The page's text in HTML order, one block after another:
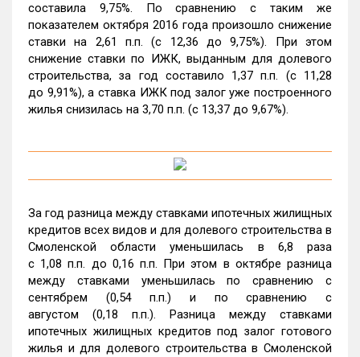
составила 9,75%. По сравнению с таким же
показателем октября 2016 года произошло снижение
ставки на 2,61 п.п. (с 12,36 до 9,75%). При этом
снижение ставки по ИЖК, выданным для долевого
строительства, за год составило 1,37 п.п. (с 11,28
до 9,91%), а ставка ИЖК под залог уже построенного
жилья снизилась на 3,70 п.п. (с 13,37 до 9,67%).
За год разница между ставками ипотечных жилищных
кредитов всех видов и для долевого строительства в
Смоленской области уменьшилась в 6,8 раза
с 1,08 п.п. до 0,16 п.п. При этом в октябре разница
между ставками уменьшилась по сравнению с
сентябрем (0,54 п.п.) и по сравнению с
августом (0,18 п.п.). Разница между ставками
ипотечных жилищных кредитов под залог готового
жилья и для долевого строительства в Смоленской